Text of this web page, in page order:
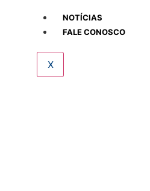
NOTÍCIAS
FALE CONOSCO
X